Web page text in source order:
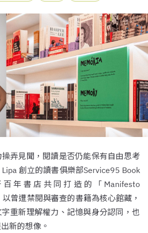
弄見聞，閱讀是否仍能保有自由思考
創立的讀書俱樂部Service95 Book
百年書店共同打造的「Manifesto
曾遭禁閱與審查的書籍為核心館藏，
重新理解權力、記憶與身分認同，也
新的想像。